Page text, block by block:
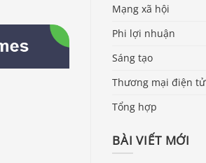
Mạng xã hội
Phi lợi nhuận
Sáng tạo
Thương mại điện tử
Tổng hợp
BÀI VIẾT MỚI